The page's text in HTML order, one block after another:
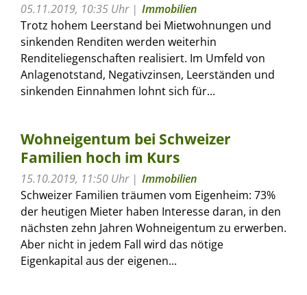
05.11.2019, 10:35 Uhr
Immobilien
Trotz hohem Leerstand bei Mietwohnungen und
sinkenden Renditen werden weiterhin
Renditeliegenschaften realisiert. Im Umfeld von
Anlagenotstand, Negativzinsen, Leerständen und
sinkenden Einnahmen lohnt sich für...
Wohneigentum bei Schweizer
Familien hoch im Kurs
15.10.2019, 11:50 Uhr
Immobilien
Schweizer Familien träumen vom Eigenheim: 73%
der heutigen Mieter haben Interesse daran, in den
nächsten zehn Jahren Wohneigentum zu erwerben.
Aber nicht in jedem Fall wird das nötige
Eigenkapital aus der eigenen...